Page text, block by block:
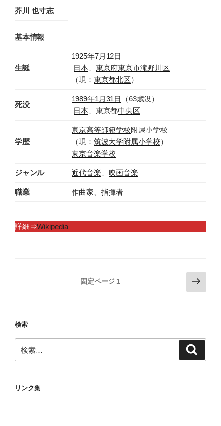
芥川 也寸志
基本情報
生誕
1925年7月12日
日本
東京府東京市滝野川区
（現： 東京都北区）
死没
1989年1月31日 （63歳没）
日本 、東京都中央区
学歴
東京高等師範学校附属小学校
（現： 筑波大学附属小学校）
東京音楽学校
ジャンル 近代音楽 映画音楽
職業 作曲家 指揮者
詳細⇒Wikipedia
ペ
ジ
送
固定ページ 1
次
の
検索
索:
リンク集